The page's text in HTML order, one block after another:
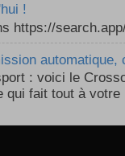
!
https://
automatique,
: voici le
qui fait tout à